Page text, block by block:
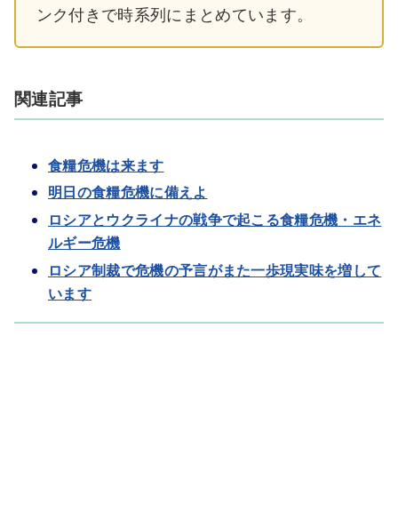
ンク付きで時系列にまとめています。
関連記事
食糧危機は来ます
明日の食糧危機に備えよ
ロシアとウクライナの戦争で起こる食糧危機・エネ
ルギー危機
ロシア制裁で危機の予言がまた一歩現実味を増して
います